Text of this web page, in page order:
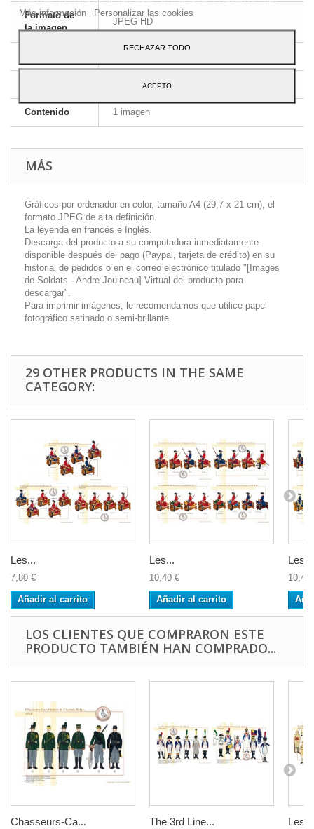
Formato de
la imagen
JPEG HD
Inglés y francés
Contenido 1 imagen
MÁS
Gráficos por ordenador en color, tamaño A4 (29,7 x 21 cm), el
formato JPEG de alta definición.
La leyenda en francés e Inglés.
Descarga del producto a su computadora inmediatamente
disponible después del pago (Paypal, tarjeta de crédito) en su
historial de pedidos o en el correo electrónico titulado "[Images
de Soldats - Andre Jouineau] Virtual del producto para
descargar".
Para imprimir imágenes, le recomendamos que utilice papel
fotográfico satinado o semi-brillante.
29 OTHER PRODUCTS IN THE SAME
CATEGORY:
Les...
7,80 €
Añadir al carrito
Les...
10,40 €
Añadir al carrito
Les...
10,40
LOS CLIENTES QUE COMPRARON ESTE
PRODUCTO TAMBIÉN HAN COMPRADO...
Chasseurs-Ca... The 3rd Line... Les...
Más información
Personalizar las cookies
RECHAZAR TODO
ACEPTO